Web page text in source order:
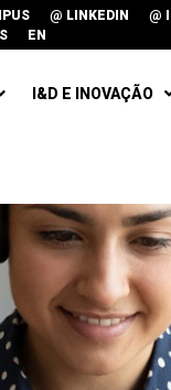
@ LINKEDIN @
EN
I&D E INOVAÇÃO